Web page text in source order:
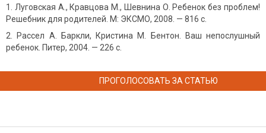
Луговская А., Кравцова М., Шевнина О. Ребенок без проблем!
Решебник для родителей. М: ЭКСМО, 2008. — 816 с.
Рассел А. Баркли, Кристина М. Бентон. Ваш непослушный
ребенок. Питер, 2004. — 226 с.
ПРОГОЛОСОВАТЬ ЗА СТАТЬЮ